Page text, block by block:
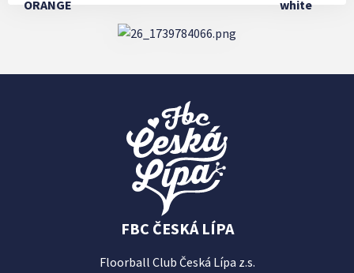
FBC ČESKÁ LÍPA
Floorball Club Česká Lípa z.s.